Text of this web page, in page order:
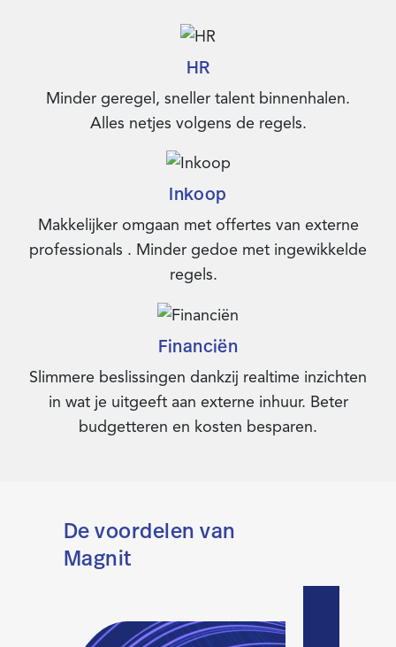
HR
Minder geregel, sneller talent binnenhalen.
Alles netjes volgens de regels.
Inkoop
Makkelijker omgaan met offertes van externe
professionals . Minder gedoe met ingewikkelde
regels.
Financiën
Slimmere beslissingen dankzij realtime inzichten
in wat je uitgeeft aan externe inhuur. Beter
budgetteren en kosten besparen.
De voordelen van
Magnit